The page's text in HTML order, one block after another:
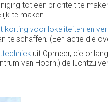
tot een prioriteit te
te maken.
korting voor lokaliteiten en
te schaffen. (Een actie die
uit Opmeer, die
van Hoorn!) de